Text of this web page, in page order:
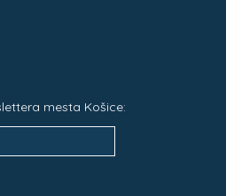
mesta Košice: